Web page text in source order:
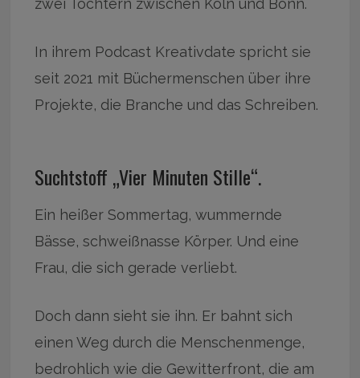
In ihrem Podcast Kreativdate spricht sie
seit 2021 mit Büchermenschen über ihre
Projekte, die Branche und das Schreiben.
Suchtstoff „Vier Minuten Stille“.
Ein heißer Sommertag, wummernde
Bässe, schweißnasse Körper. Und eine
Frau, die sich gerade verliebt.
Doch dann sieht sie ihn. Er bahnt sich
einen Weg durch die Menschenmenge,
bedrohlich wie die Gewitterfront, die am